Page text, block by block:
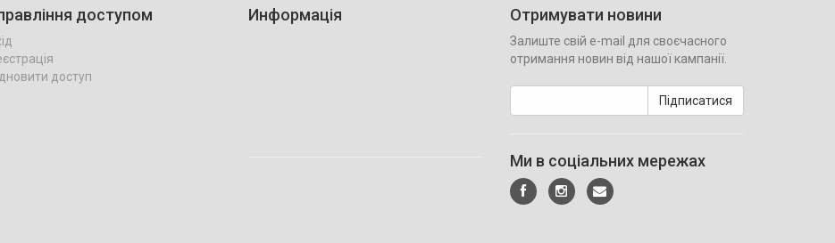
доступом
доступ
Информація Отримувати новини
Залиште свій e-mail для своєчасного
отримання новин від нашої кампанії.
Підписатися
Ми в соціальних мережах